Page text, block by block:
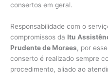
consertos em geral.
Responsabilidade com o
compromissos da Itu
Prudente de Moraes, por
conserto é realizado sempre
procedimento, aliado ao